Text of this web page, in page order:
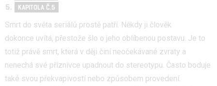
KAPITOLA Č.5
Smrt do světa seriálů prostě patří. Někdy ji člověk
dokonce uvítá, přestože šlo o jeho oblíbenou postavu. Je to
totiž právě smrt, která v ději činí neočekávané zvraty a
nenechá své příznivce upadnout do stereotypu. Často boduje
také svou překvapivostí nebo způsobem provedení.